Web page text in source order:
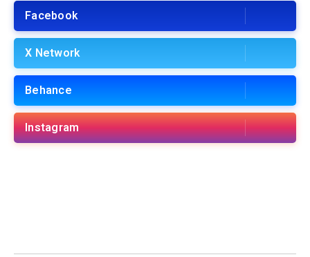
Facebook
X Network
Behance
Instagram